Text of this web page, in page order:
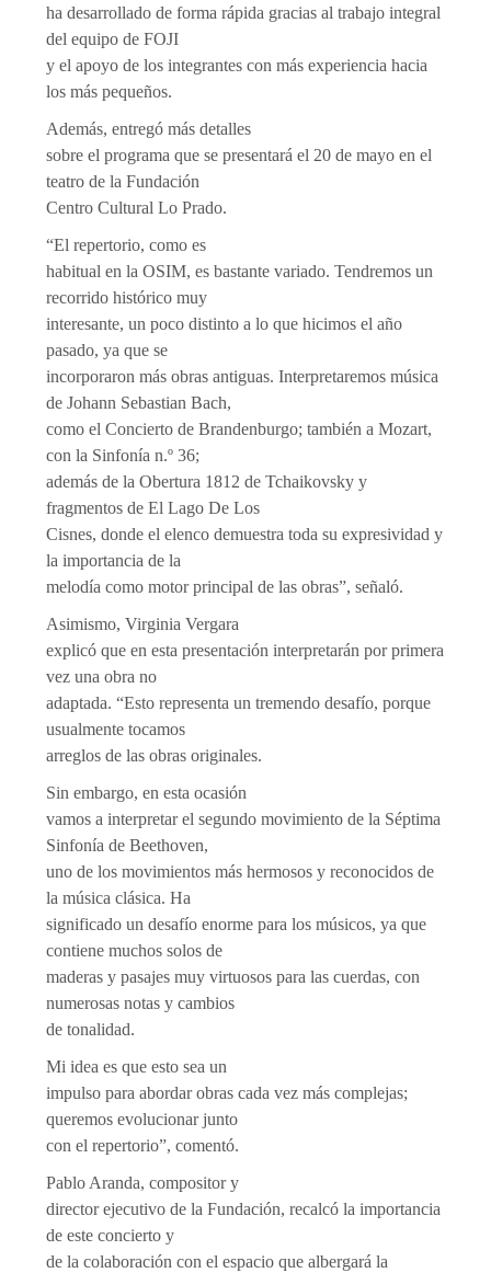
ha desarrollado de forma rápida gracias al trabajo integral
del equipo de FOJI
y el apoyo de los integrantes con más experiencia hacia
los más pequeños.
Además, entregó más detalles
sobre el programa que se presentará el 20 de mayo en el
teatro de la Fundación
Centro Cultural Lo Prado.
“El repertorio, como es
habitual en la OSIM, es bastante variado. Tendremos un
recorrido histórico muy
interesante, un poco distinto a lo que hicimos el año
pasado, ya que se
incorporaron más obras antiguas. Interpretaremos música
de Johann Sebastian Bach,
como el Concierto de Brandenburgo; también a Mozart,
con la Sinfonía n.º 36;
además de la Obertura 1812 de Tchaikovsky y
fragmentos de El Lago De Los
Cisnes, donde el elenco demuestra toda su expresividad y
la importancia de la
melodía como motor principal de las obras”, señaló.
Asimismo, Virginia Vergara
explicó que en esta presentación interpretarán por primera
vez una obra no
adaptada. “Esto representa un tremendo desafío, porque
usualmente tocamos
arreglos de las obras originales.
Sin embargo, en esta ocasión
vamos a interpretar el segundo movimiento de la Séptima
Sinfonía de Beethoven,
uno de los movimientos más hermosos y reconocidos de
la música clásica. Ha
significado un desafío enorme para los músicos, ya que
contiene muchos solos de
maderas y pasajes muy virtuosos para las cuerdas, con
numerosas notas y cambios
de tonalidad.
Mi idea es que esto sea un
impulso para abordar obras cada vez más complejas;
queremos evolucionar junto
con el repertorio”, comentó.
Pablo Aranda, compositor y
director ejecutivo de la Fundación, recalcó la importancia
de este concierto y
de la colaboración con el espacio que albergará la